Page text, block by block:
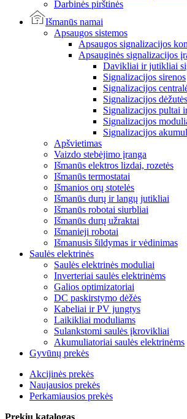
Darbinės pirštinės
Išmanūs namai
Apsaugos sistemos
Apsaugos signalizacijos
Apsauginės signalizacijos
Davikliai ir jutikliai
Signalizacijos sirenos
Signalizacijos
Signalizacijos dėžutės
Signalizacijos pultai
Signalizacijos
Signalizacijos
Apšvietimas
Vaizdo stebėjimo įranga
Išmanūs elektros lizdai, rozetės
Išmanūs termostatai
Išmanios orų stotelės
Išmanūs durų ir langų jutikliai
Išmanūs robotai siurbliai
Išmanūs durų užraktai
Išmanieji robotai
Išmanusis šildymas ir vėdinimas
Saulės elektrinės
Saulės elektrinės moduliai
Inverteriai saulės elektrinėms
Galios optimizatoriai
DC paskirstymo dėžės
Kabeliai ir PV jungtys
Laikikliai moduliams
Sulankstomi saulės įkrovikliai
Akumuliatoriai saulės elektrinėms
Gyvūnų prekės
Akcijinės prekės
Naujausios prekės
Perkamiausios prekės
Prekių katalogas